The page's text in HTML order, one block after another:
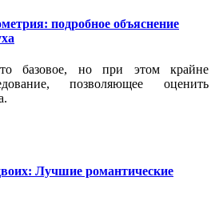
подробное объяснение
базовое, но при этом крайне
позволяющее оценить
Лучшие романтические